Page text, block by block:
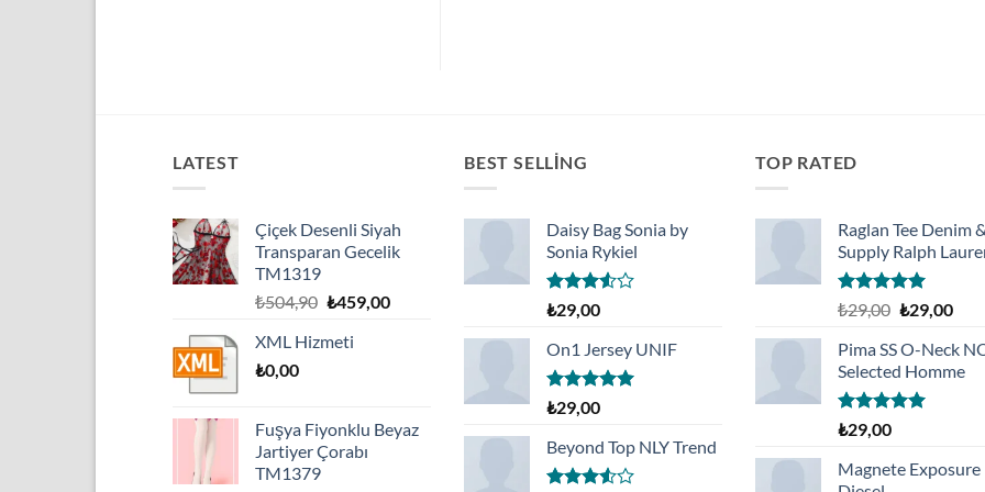
LATEST
Çiçek Desenli Siyah
Transparan Gecelik
TM1319
₺504,90 Orijinal
₺504,90.
₺459,00Şu
XML Hizmeti
₺0,00
Fuşya Fiyonklu Beyaz
Jartiyer Çorabı
TM1379
BEST SELLING
Daisy Bag Sonia by
Sonia Rykiel
5
üzerinden
3.50oy
aldı
₺29,00
On1 Jersey UNIF
5 üzerinden
5.00oy
aldı
₺29,00
Beyond Top NLY Trend
TOP RATED
Raglan Tee Denim &
Supply Ralph
5 üzerinden
oy
aldı
₺29,00 Orijinal
₺29,00.
₺29,00Şu
Pima SS O-Neck
Selected Homme
5 üzerinden
5.00oy
aldı
₺29,00
Magnete Exposure